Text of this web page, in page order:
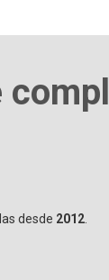
desde 2012.